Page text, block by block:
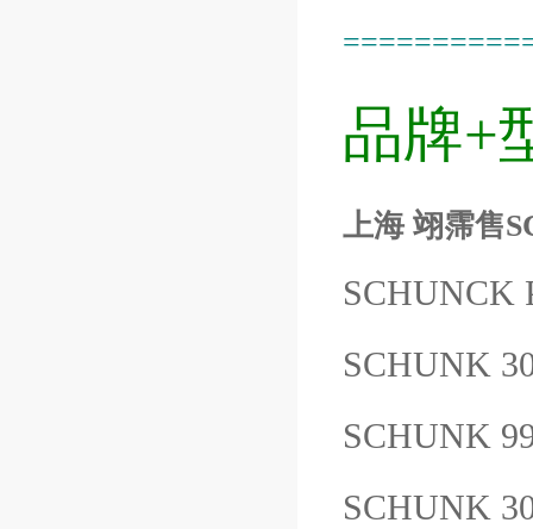
品牌+
上海 翊霈售
SCHUNCK
SCHUNK
SCHUNK
SCHUNK